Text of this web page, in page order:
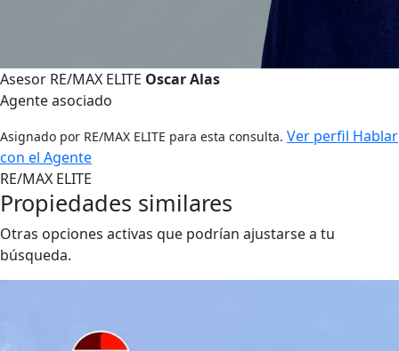
Asesor RE/MAX ELITE Oscar Alas
Agente asociado
Asignado por RE/MAX ELITE para esta consulta. Ver perfil Hablar
con el Agente
RE/MAX ELITE
Propiedades similares
Otras opciones activas que podrían ajustarse a tu
búsqueda.